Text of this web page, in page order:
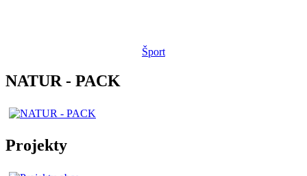
Šport
NATUR - PACK
Projekty